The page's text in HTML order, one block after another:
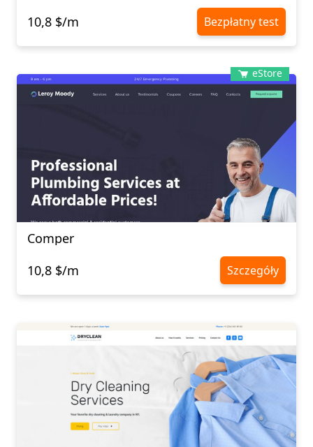
10,8 $/m
Bezpłatny test
eStore
Comper
10,8 $/m
Szczegóły